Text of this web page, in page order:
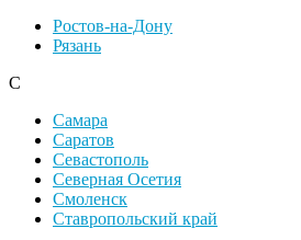
Ростов-на-Дону
Рязань
С
Самара
Саратов
Севастополь
Северная Осетия
Смоленск
Ставропольский край